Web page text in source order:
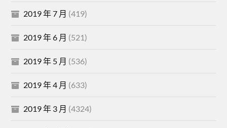
2019 年 7 月 (419)
2019 年 6 月 (521)
2019 年 5 月 (536)
2019 年 4 月 (633)
2019 年 3 月 (4324)